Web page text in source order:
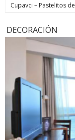
Cupavci – Pastelitos
DECORACIÓN